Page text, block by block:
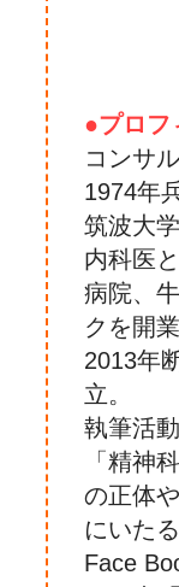
●プロフ
コンサ
1974年
筑波大
内科医
病院、
クを開
2013年
立。
執筆活
「精神
の正体
にいた
Face